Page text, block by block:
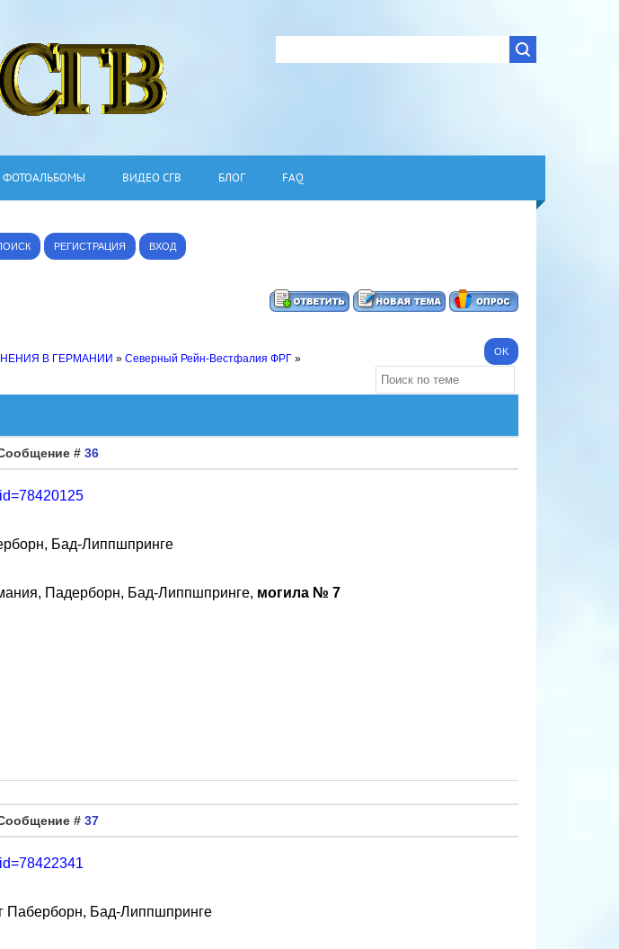
ФОТОАЛЬБОМЫ ВИДЕО СГВ БЛОГ FAQ
РЕГИСТРАЦИЯ ВХОД
В ГЕРМАНИИ » Северный Рейн-Вестфалия ФРГ »
# 36
Бад-Липпшпринге
Падерборн, Бад-Липпшпринге, могила № 7
# 37
Паберборн, Бад-Липпшпринге